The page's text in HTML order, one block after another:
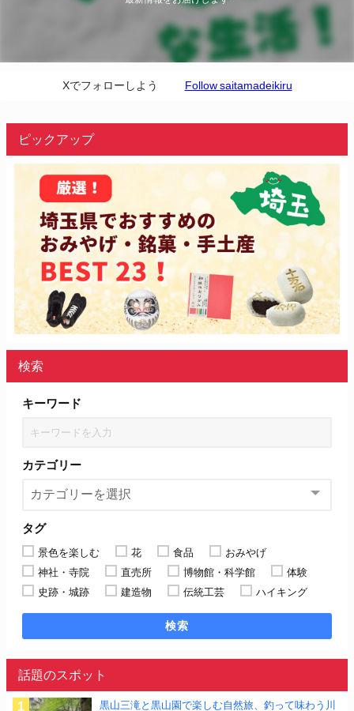
Xでフォローしよう Follow saitamadeikiru
ピックアップ
検索
キーワード
カテゴリー
タグ
景色を楽しむ 花 食品
おみやげ
神社・寺院
直売所 博物館・科学館
体験
史跡・城跡
建造物 伝統工芸 ハイキング
検索
話題のスポット
黒山三滝と黒山園で楽しむ自然旅、釣って味わう川